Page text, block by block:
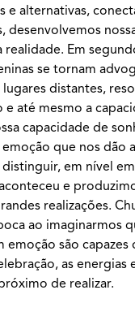
alternativas,
desenvolvemos
Em
se tornam
distantes,
até mesmo a
capacidade de
que nos dão
em nível
e
realizações.
ao imaginarmos
são
as
de realizar.